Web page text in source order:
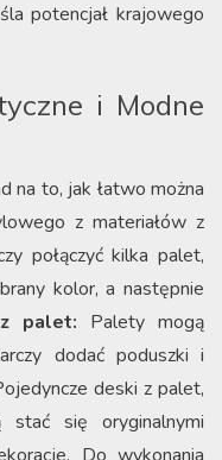
potencjał krajowego
i Modne
na to, jak łatwo można
z materiałów z
połączyć kilka palet,
kolor, a następnie
palet: Palety mogą
dodać poduszki i
deski z palet,
stać się oryginalnymi